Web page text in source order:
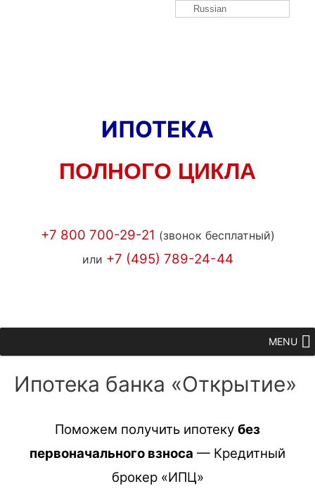
ИПОТЕКА
ПОЛНОГО ЦИКЛА
+7 800 700-29-21 (звонок бесплатный)
или +7 (495) 789-24-44
MENU
Ипотека банка «Открытие»
Поможем получить ипотеку без
первоначального взноса — Кредитный
брокер «ИПЦ»
Russian